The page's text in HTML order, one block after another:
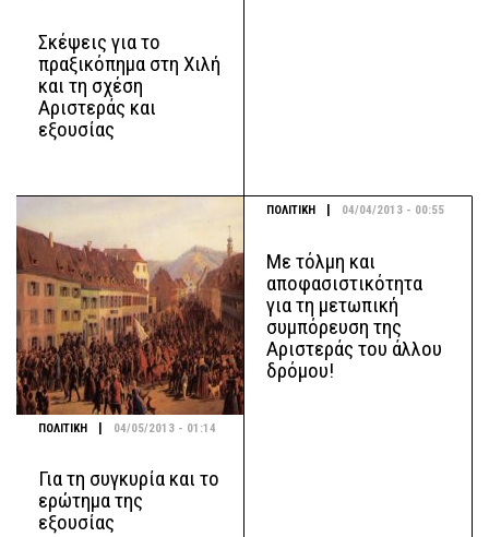
Σκέψεις για το
πραξικόπημα στη Χιλή
και τη σχέση
Αριστεράς και
εξουσίας
ΠΟΛΙΤΙΚΗ | 04/05/2013 - 01:14
Για τη συγκυρία και το
ερώτημα της
εξουσίας
ΠΟΛΙΤΙΚΗ 04/04/2013 - 00:55
Με τόλμη και
αποφασιστικότητα
για τη μετωπική
συμπόρευση της
Αριστεράς του άλλου
δρόμου!